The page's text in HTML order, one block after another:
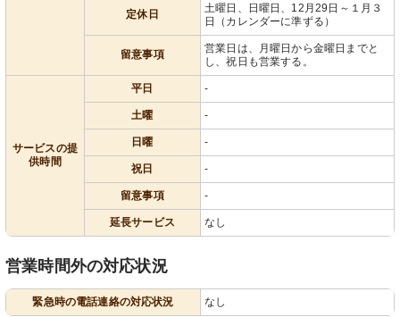
定休日
土曜日、日曜日、12月29日～１月３
日（カレンダーに準ずる）
留意事項
営業日は、月曜日から金曜日までと
し、祝日も営業する。
サービスの提
供時間
平日 -
土曜 -
日曜 -
祝日 -
留意事項 -
延長サービス なし
営業時間外の対応状況
緊急時の電話連絡の対応状況 なし